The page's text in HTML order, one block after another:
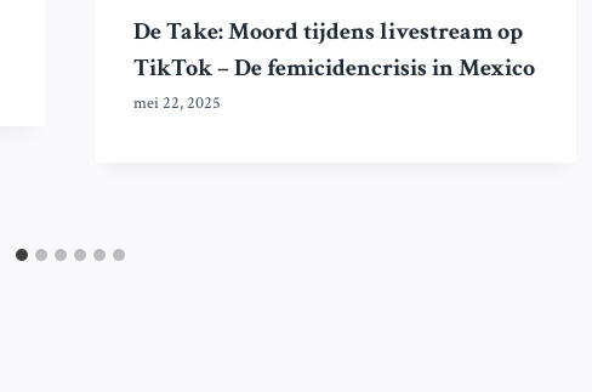
De Take: Moord tijdens livestream op
TikTok – De femicidencrisis in Mexico
mei 22, 2025